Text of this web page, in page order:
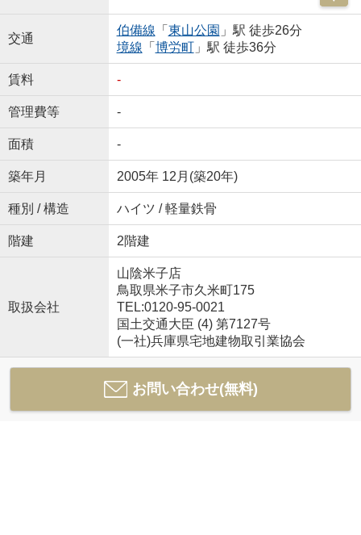
交通
伯備線 「 東山公園 」駅 徒歩26分
境線 「 博労町」駅 徒歩36分
賃料 -
管理費等 -
面積 -
築年月 2005年 12月(築20年)
種別 / 構造 ハイツ / 軽量鉄骨
階建 2階建
取扱会社
山陰米子店
鳥取県米子市久米町175
TEL:0120-95-0021
国土交通大臣 (4) 第7127号
(一社)兵庫県宅地建物取引業協会
お問い合わせ(無料)